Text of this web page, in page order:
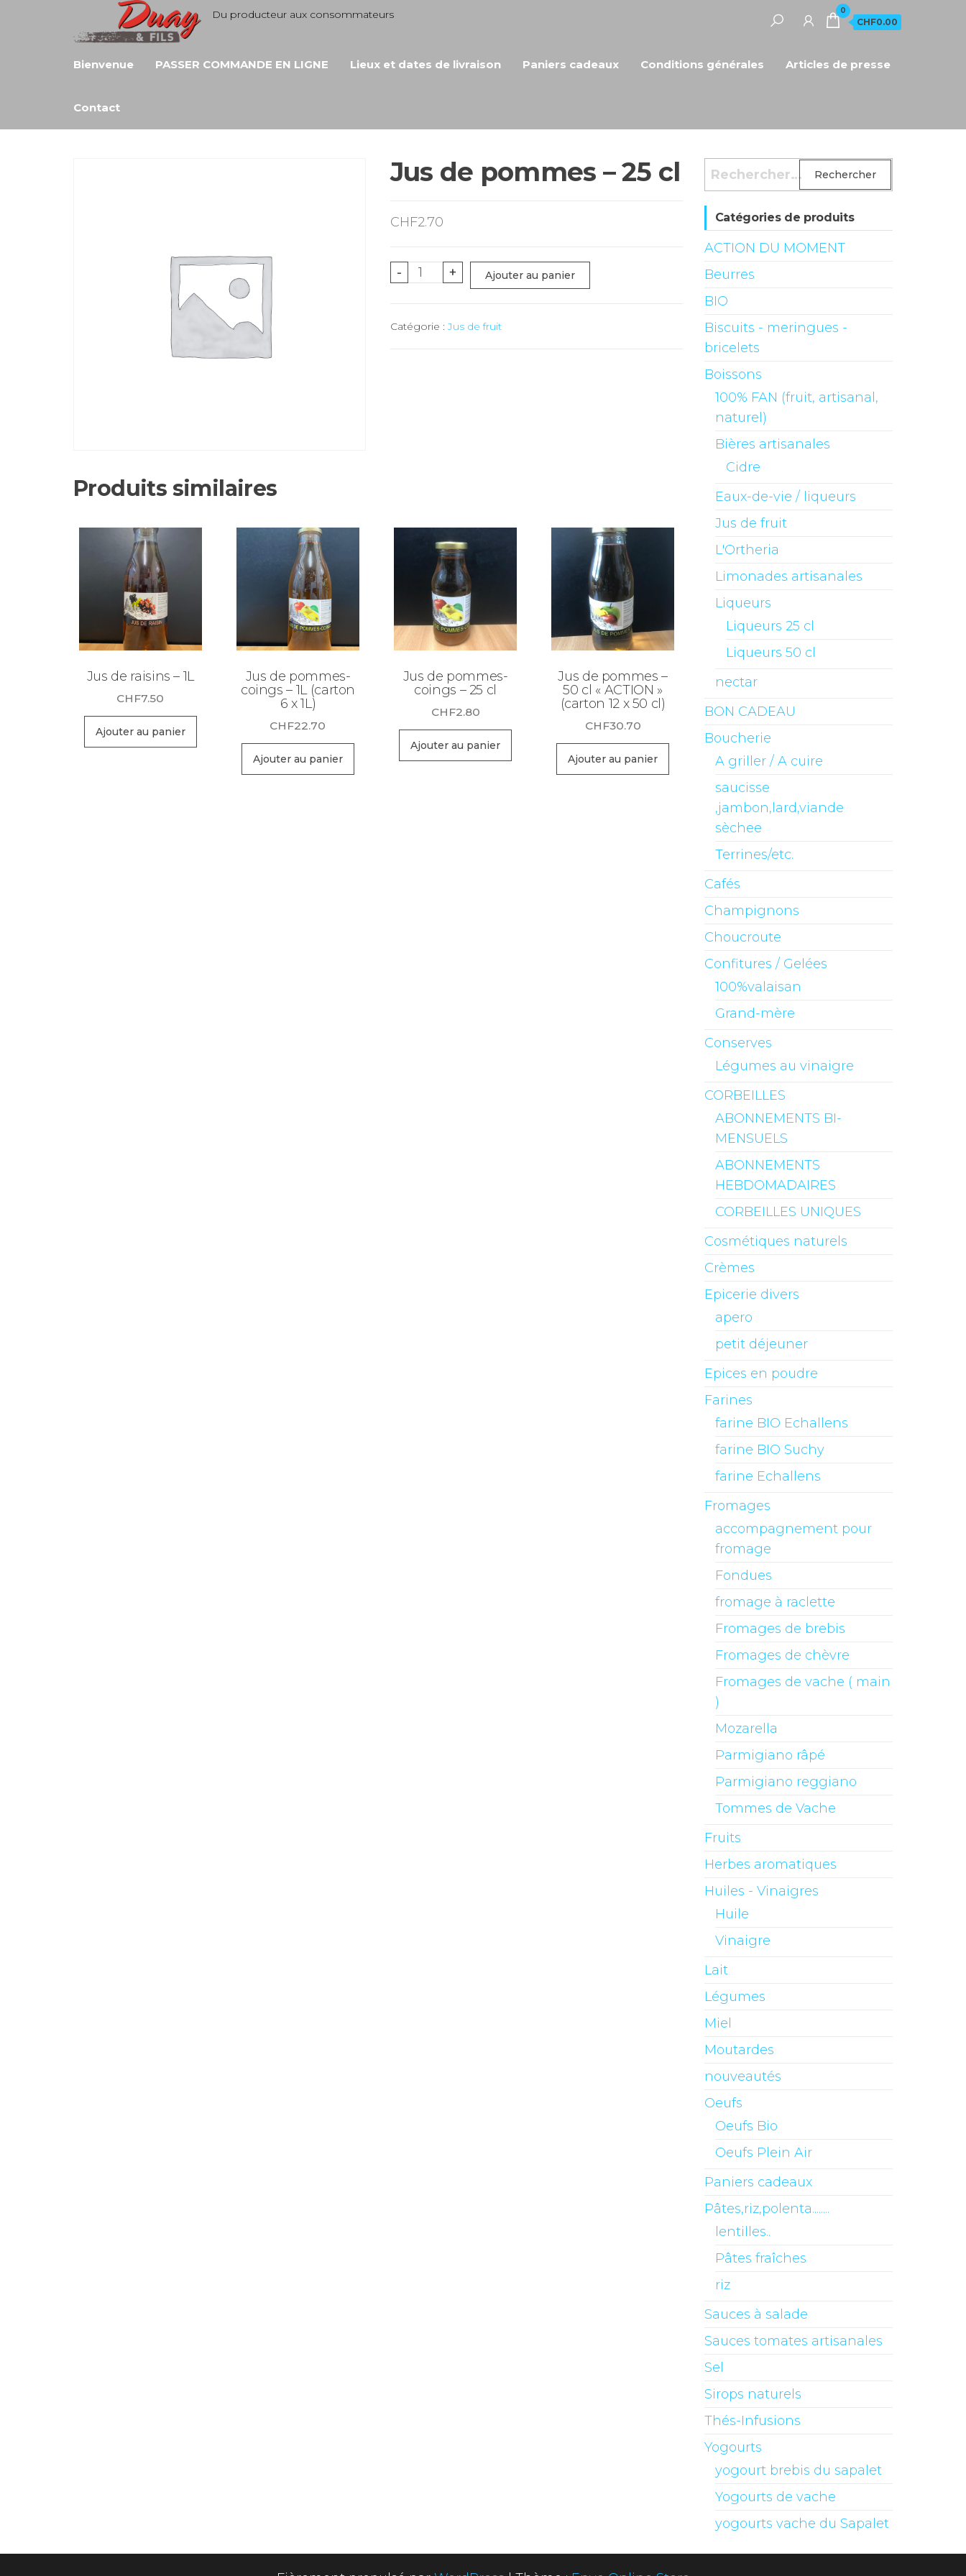
Du producteur aux consommateurs 0
CHF0.00
Bienvenue PASSER COMMANDE EN LIGNE Lieux et dates de livraison Paniers cadeaux Conditions générales Articles de presse
Contact
Jus de pommes – 25 cl
CHF2.70
-
quantité
de
+ Ajouter au panier
Catégorie :Jus de fruit
Produits similaires
Jus de raisins – 1L
CHF7.50
Ajouter au panier
Jus de pommes-
coings – 1L (carton
6 x 1L)
CHF22.70
Ajouter au panier
Jus de pommes-
coings – 25 cl
CHF2.80
Ajouter au panier
Jus de pommes –
50 cl « ACTION »
(carton 12 x 50 cl)
CHF30.70
Ajouter au panier
Rechercher :
Catégories de produits
ACTION DU MOMENT
Beurres
BIO
Biscuits - meringues -
bricelets
Boissons
100% FAN (fruit, artisanal,
naturel)
Bières artisanales
Cidre
Eaux-de-vie / liqueurs
Jus de fruit
L'Ortheria
Limonades artisanales
Liqueurs
Liqueurs 25 cl
Liqueurs 50 cl
nectar
BON CADEAU
Boucherie
A griller / A cuire
saucisse
,jambon,lard,viande
sèchee
Terrines/etc.
Cafés
Champignons
Choucroute
Confitures / Gelées
100%valaisan
Grand-mère
Conserves
Légumes au vinaigre
CORBEILLES
ABONNEMENTS BI-
MENSUELS
ABONNEMENTS
HEBDOMADAIRES
CORBEILLES UNIQUES
Cosmétiques naturels
Crèmes
Epicerie divers
apero
petit déjeuner
Epices en poudre
Farines
farine BIO Echallens
farine BIO Suchy
farine Echallens
Fromages
accompagnement pour
fromage
Fondues
fromage à raclette
Fromages de brebis
Fromages de chèvre
Fromages de vache ( main
)
Mozarella
Parmigiano râpé
Parmigiano reggiano
Tommes de Vache
Fruits
Herbes aromatiques
Huiles - Vinaigres
Huile
Vinaigre
Lait
Légumes
Miel
Moutardes
nouveautés
Oeufs
Oeufs Bio
Oeufs Plein Air
Paniers cadeaux
Pâtes,riz,polenta........
lentilles..
Pâtes fraîches
riz
Sauces à salade
Sauces tomates artisanales
Sel
Sirops naturels
Thés-Infusions
Yogourts
yogourt brebis du sapalet
Yogourts de vache
yogourts vache du Sapalet